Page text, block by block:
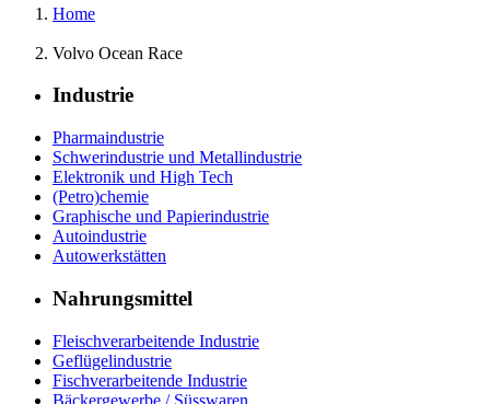
Home
Volvo Ocean Race
Industrie
Pharmaindustrie
Schwerindustrie und Metallindustrie
Elektronik und High Tech
(Petro)chemie
Graphische und Papierindustrie
Autoindustrie
Autowerkstätten
Nahrungsmittel
Fleischverarbeitende Industrie
Geflügelindustrie
Fischverarbeitende Industrie
Bäckergewerbe / Süsswaren